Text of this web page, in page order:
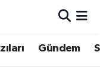
Gündem